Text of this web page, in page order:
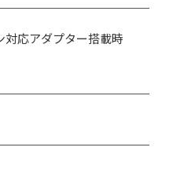
応アダプター搭載時